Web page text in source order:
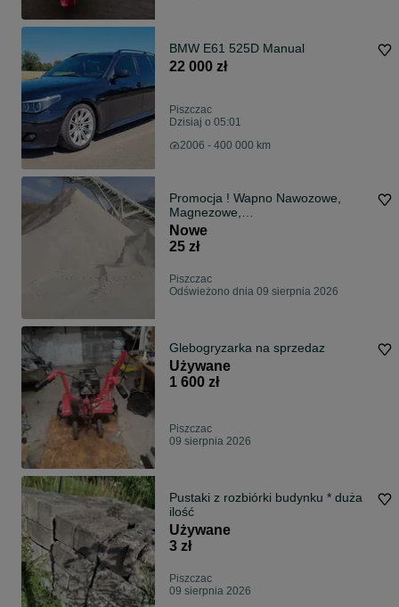
BMW E61 525D Manual
22 000 zł
Piszczac
Dzisiaj o 05:01
2006 - 400 000 km
Promocja ! Wapno Nawozowe,
Magnezowe,
Węglanowe,Tlenkowe-Zwrot z
Dotac
Nowe
25 zł
Piszczac
Odświeżono dnia 09 sierpnia 2026
Glebogryzarka na sprzedaz
Używane
1 600 zł
Piszczac
09 sierpnia 2026
Pustaki z rozbiórki budynku * duża
ilość
Używane
3 zł
Piszczac
09 sierpnia 2026